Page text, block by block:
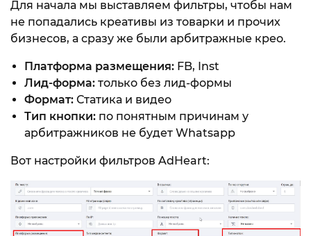
Для начала мы выставляем фильтры, чтобы нам
не попадались креативы из товарки и прочих
бизнесов, а сразу же были арбитражные крео.
Платформа размещения: FB, Inst
Лид-форма: только без лид-формы
Формат: Статика и видео
Тип кнопки: по понятным причинам у
арбитражников не будет Whatsapp
Вот настройки фильтров AdHeart: